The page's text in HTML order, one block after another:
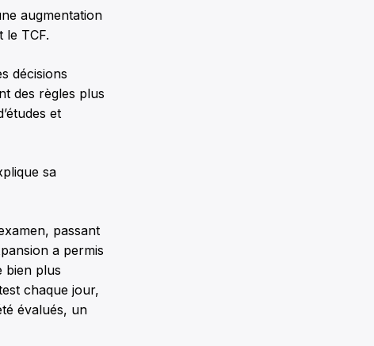
augmentation
le TCF.
décisions
des règles plus
et
sa
passant
a permis
bien plus
chaque jour,
évalués, un